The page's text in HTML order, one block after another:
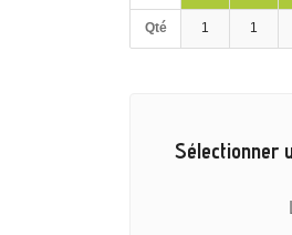
Qté 1 1
Sélectionner